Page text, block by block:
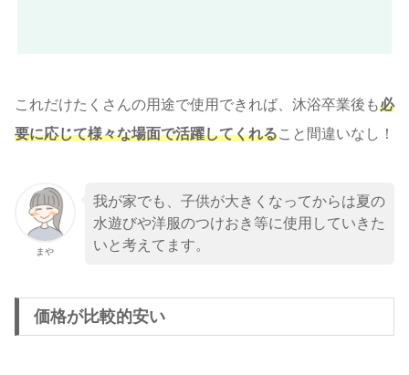
これだけたくさんの用途で使用できれば、沐浴卒業後も必
要に応じて様々な場面で活躍してくれること間違いなし！
まや
我が家でも、子供が大きくなってからは夏の
水遊びや洋服のつけおき等に使用していきた
いと考えてます。
価格が比較的安い